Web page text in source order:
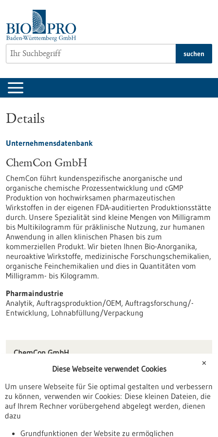
springen
suchen
Details
Unternehmensdatenbank
ChemCon GmbH
ChemCon führt kundenspezifische anorganische und
organische chemische Prozessentwicklung und cGMP
Produktion von hochwirksamen pharmazeutischen
Wirkstoffen in der eigenen FDA-auditierten Produktionsstätte
durch. Unsere Spezialität sind kleine Mengen von Milligramm
bis Multikilogramm für präklinische Nutzung, zur humanen
Anwendung in allen klinischen Phasen bis zum
kommerziellen Produkt. Wir bieten Ihnen Bio-Anorganika,
neuroaktive Wirkstoffe, medizinische Forschungschemikalien,
organische Feinchemikalien und dies in Quantitäten vom
Milligramm- bis Kilogramm.
Pharmaindustrie
Analytik, Auftragsproduktion/OEM, Auftragsforschung/-
Entwicklung, Lohnabfüllung/Verpackung
ChemCon GmbH
79108 Freiburg im Breisgau
info(at)chemcon.com
www.chemcon.com
✕
Diese Webseite verwendet Cookies
Um unsere Webseite für Sie optimal gestalten und verbessern
zu können, verwenden wir Cookies: Diese kleinen Dateien, die
auf Ihrem Rechner vorübergehend abgelegt werden, dienen
dazu
Grundfunktionen der Website zu ermöglichen